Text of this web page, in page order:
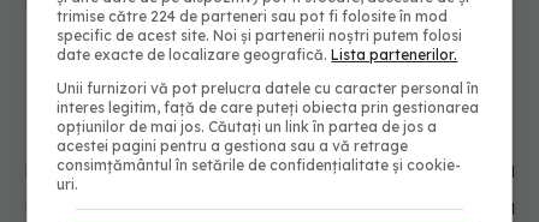
Persoanele cu alergii
Bananele pot declanșa o reacție alergică la
unele persoane. Oricine se confruntă cu
trimise către 224 de parteneri sau pot fi folosite în mod
specific de acest site. Noi și partenerii noștri putem folosi
date exacte de localizare geografică.Lista partenerilor.
Unii furnizori vă pot prelucra datele cu caracter personal în
interes legitim, față de care puteți obiecta prin gestionarea
opțiunilor de mai jos. Căutați un link în partea de jos a
acestei pagini pentru a gestiona sau a vă retrage
consimțământul în setările de confidențialitate și cookie-
uri.